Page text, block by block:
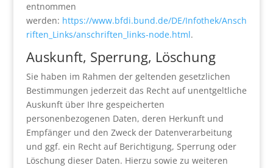
entnommen
werden: https://www.bfdi.bund.de/DE/Infothek/Ansch
riften_Links/anschriften_links-node.html.
Auskunft, Sperrung, Löschung
Sie haben im Rahmen der geltenden gesetzlichen
Bestimmungen jederzeit das Recht auf unentgeltliche
Auskunft über Ihre gespeicherten
personenbezogenen Daten, deren Herkunft und
Empfänger und den Zweck der Datenverarbeitung
und ggf. ein Recht auf Berichtigung, Sperrung oder
Löschung dieser Daten. Hierzu sowie zu weiteren